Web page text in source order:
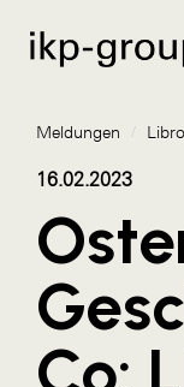
Meldungen
AKTUELLES
ACO
Meldungen / Libro
16.02.2023